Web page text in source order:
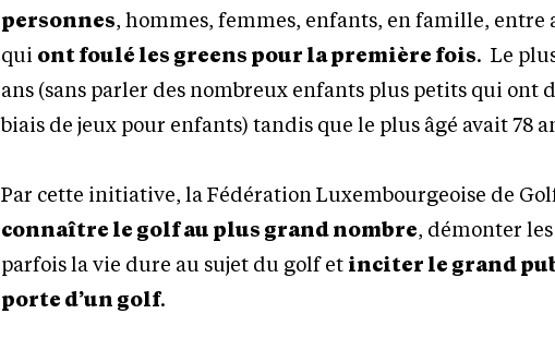
personnes, hommes, femmes, enfants, en famille, entre
qui ont foulé les greens pour la première fois. Le
ans (sans parler des nombreux enfants plus petits qui ont
biais de jeux pour enfants) tandis que le plus âgé avait 78
Par cette initiative, la Fédération Luxembourgeoise de
connaître le golf au plus grand nombre, démonter
parfois la vie dure au sujet du golf et inciter le grand
porte d’un golf.